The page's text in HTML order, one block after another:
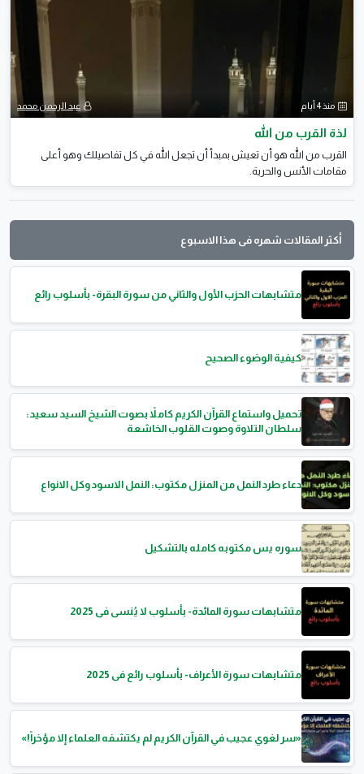
منذ 4 أيام عبد الرحمن محمد
لذة القرب من الله
القرب من الله هو أن تعيش بمبدأ أن تجعل الله في كل تفاصيلك وهو أعلى
مقامات الأنس والحرية.
أكثر المقالات شهره فى هذا الاسبوع
متشابهات الحزب الأول والثاني من سورة البقرة- بأسلوب رائع
كيفية الوضوء الصحيح
تحميل واستماع القرآن الكريم كاملاً بصوت الشيخ السيد سعيد:
سلطان التلاوة وصوت القلوب الخاشعة
دعاء طرد النمل من المنزل مكتوب: النمل الاسود وكل الانواع
سوره يس مكتوبه كامله بالتشكيل
متشابهات سورة المائدة- بأسلوب لا يُنسى فى 2025
متشابهات سورة الأعراف- بأسلوب رائع فى 2025
«سر لغوي عجيب في القرآن الكريم لم يكتشفه العلماء إلا مؤخراً!»